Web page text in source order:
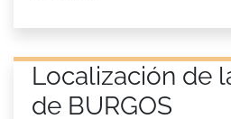
Localización de
de BURGOS